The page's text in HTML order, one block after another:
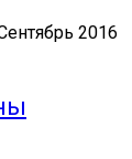
2016